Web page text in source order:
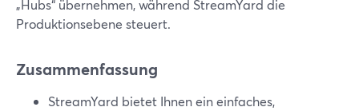
„Hubs“ übernehmen, während StreamYard die
Produktionsebene steuert.
Zusammenfassung
StreamYard bietet Ihnen ein einfaches,